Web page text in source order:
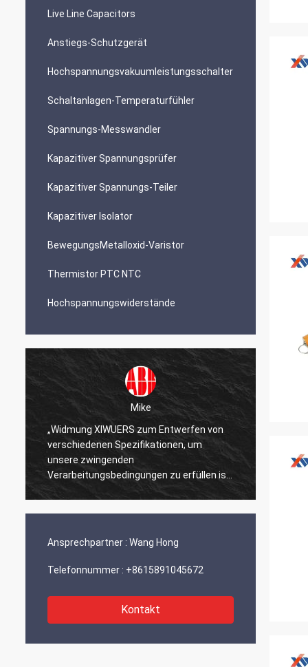
Live Line Capacitors
Anstiegs-Schutzgerät
Hochspannungsvakuumleistungsschalter
Schaltanlagen-Temperaturfühler
Spannungs-Messwandler
Kapazitiver Spannungsprüfer
Kapazitiver Spannungs-Teiler
Kapazitiver Isolator
BewegungsMetalloxid-Varistor
Thermistor PTC NTC
Hochspannungswiderstände
Mike
„Widmung XIWUERS zum Entwerfen von
verschiedenen Spezifikationen, um
unsere zwingenden
Verarbeitungsbedingungen zu erfüllen ist
ein Testament zu unseren Jahren der
Ansprechpartner : Wang Hong
Telefonnummer : +8615891045672
Kontakt